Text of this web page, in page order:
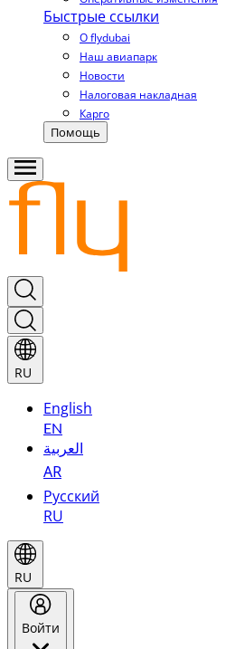
Быстрые ссылки
О flydubai
Наш авиапарк
Новости
Налоговая накладная
Карго
Помощь
RU
English
EN
العربية
AR
Русский
RU
RU
Войти